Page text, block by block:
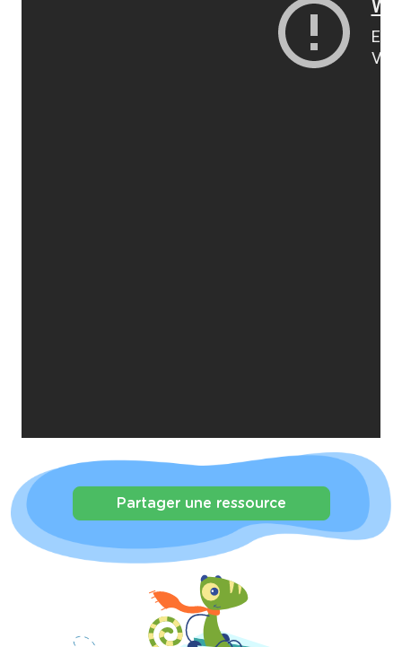
Partager une ressource